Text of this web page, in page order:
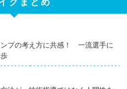
プの考え方に共感！ 一流選手に